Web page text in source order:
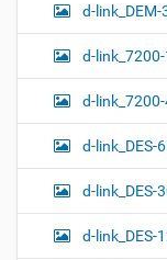
d-
d-
d-
d-link_DES-
d-link_DES-
d-link_DES-